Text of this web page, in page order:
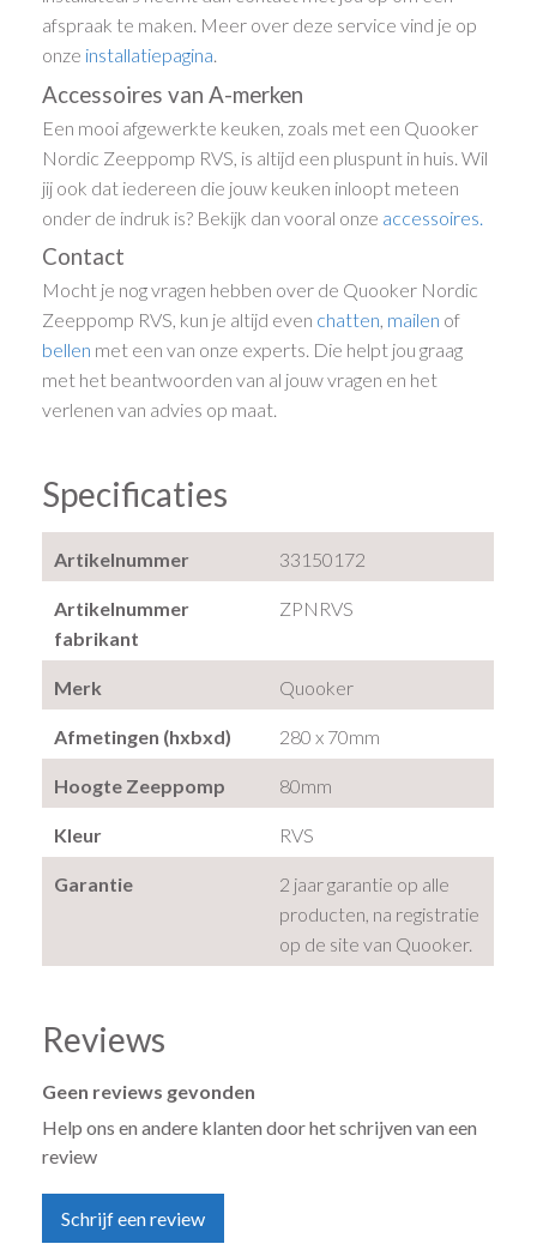
afspraak te maken. Meer over deze service vind je op
onze installatiepagina.
Accessoires van A-merken
Een mooi afgewerkte keuken, zoals met een Quooker
Nordic Zeeppomp RVS, is altijd een pluspunt in huis. Wil
jij ook dat iedereen die jouw keuken inloopt meteen
onder de indruk is? Bekijk dan vooral onze accessoires.
Contact
Mocht je nog vragen hebben over de Quooker Nordic
Zeeppomp RVS, kun je altijd even chatten, mailen of
bellen met een van onze experts. Die helpt jou graag
met het beantwoorden van al jouw vragen en het
verlenen van advies op maat.
Specificaties
Artikelnummer 33150172
Artikelnummer
fabrikant
ZPNRVS
Merk Quooker
Afmetingen (hxbxd) 280 x 70mm
Hoogte Zeeppomp 80mm
Kleur RVS
Garantie
2 jaar garantie op alle
producten, na registratie
op de site van Quooker.
Reviews
Geen reviews gevonden
Help ons en andere klanten door het schrijven van een
review
Schrijf een review